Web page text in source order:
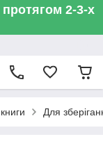
2-3-х
Для